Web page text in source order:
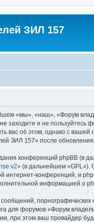
ЗИЛ 157
«мы», «наш», «Форум
заходите и не
вас об этом, однако с
ЗИЛ 157» после
конференций phpBB (в
v2» (в дальнейшем «GPL»).
интернет-конференций, и
информацией о
для форумов «Форум
при этом ваш провайдер